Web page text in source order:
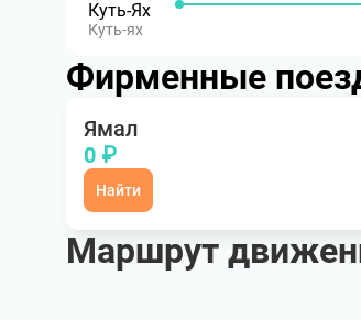
Куть-Ях
Куть-ях
Фирменные
Ямал
0 ₽
Найти
Маршрут